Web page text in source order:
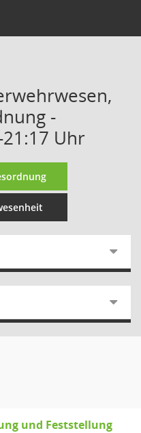
-
Uhr
und Feststellung